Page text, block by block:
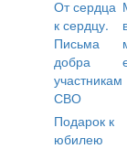
От сердца
к сердцу.
Письма
добра
участникам
СВО
Подарок к
юбилею